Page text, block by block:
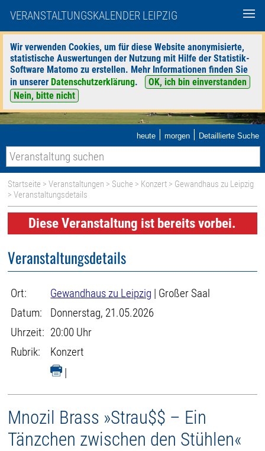
VERANSTALTUNGSKALENDER LEIPZIG
Wir verwenden Cookies, um für diese Website anonymisierte,
statistische Auswertungen der Nutzung mit Hilfe der Statistik-
Software Matomo zu erstellen. Mehr Informationen finden Sie
in unserer Datenschutzerklärung.
OK, ich bin einverstanden
Nein, bitte nicht
heute | morgen | Detaillierte Suche
Startseite >Veranstaltungen > Suche > Konzert > Gewandhaus zu Leipzig
> Veranstaltungsdetails
Diese Veranstaltung ist bereits vorbei.
Veranstaltungsdetails
Ort: Gewandhaus zu Leipzig | Großer Saal
Datum:
Donnerstag, 21.05.2026
Uhrzeit: 20:00 Uhr
Rubrik:
Konzert
|
Mnozil Brass »Strau$$ – Ein
Tänzchen zwischen den Stühlen«